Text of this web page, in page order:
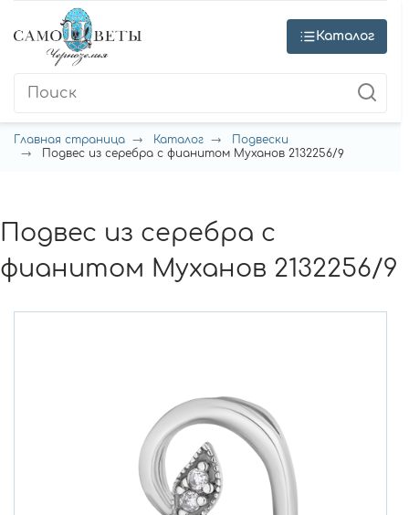
Каталог
Главная страница Каталог
Подвески
Подвес из серебра с фианитом Муханов 2132256/9
Подвес из серебра с
фианитом Муханов 2132256/9